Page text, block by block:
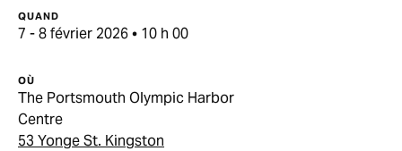
QUAND
7 - 8 février 2026 • 10 h 00
OÙ
The Portsmouth Olympic Harbor
Centre
53 Yonge St. Kingston